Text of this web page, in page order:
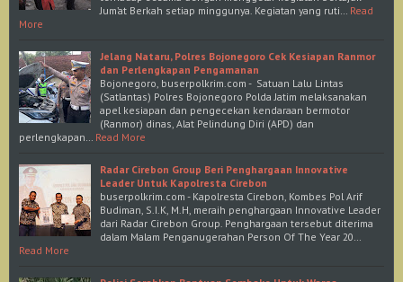
Jum’at Berkah setiap minggunya. Kegiatan yang ruti… Read
More
Jelang Nataru, Polres Bojonegoro Cek Kesiapan Ranmor
dan Perlengkapan Pengamanan
Bojonegoro, buserpolkrim.com - Satuan Lalu Lintas
(Satlantas) Polres Bojonegoro Polda Jatim melaksanakan
apel kesiapan dan pengecekan kendaraan bermotor
(Ranmor) dinas, Alat Pelindung Diri (APD) dan
perlengkapan… Read More
Radar Cirebon Group Beri Penghargaan Innovative
Leader Untuk Kapolresta Cirebon
buserpolkrim.com - Kapolresta Cirebon, Kombes Pol Arif
Budiman, S.I.K, M.H, meraih penghargaan Innovative Leader
dari Radar Cirebon Group. Penghargaan tersebut diterima
dalam Malam Penganugerahan Person Of The Year 20…
Read More